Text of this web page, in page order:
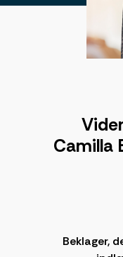
Camilla
Beklager,